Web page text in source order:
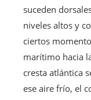
suceden
niveles altos y
ciertos
marítimo hacia
cresta atlántica
ese aire frío, el